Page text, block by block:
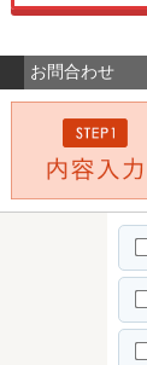
お問合わせ